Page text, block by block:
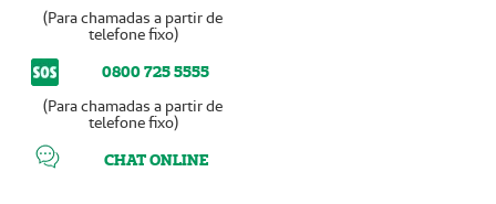
(Para chamadas a partir de
telefone fixo)
0800 725 5555
(Para chamadas a partir de
telefone fixo)
CHAT ONLINE